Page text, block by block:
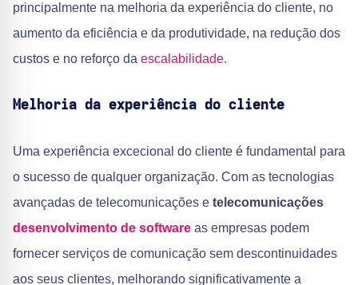
principalmente na melhoria da experiência do cliente, no
aumento da eficiência e da produtividade, na redução dos
custos e no reforço da escalabilidade.
Melhoria da experiência do cliente
Uma experiência excecional do cliente é fundamental para
o sucesso de qualquer organização. Com as tecnologias
avançadas de telecomunicações e telecomunicações
desenvolvimento de software as empresas podem
fornecer serviços de comunicação sem descontinuidades
aos seus clientes, melhorando significativamente a